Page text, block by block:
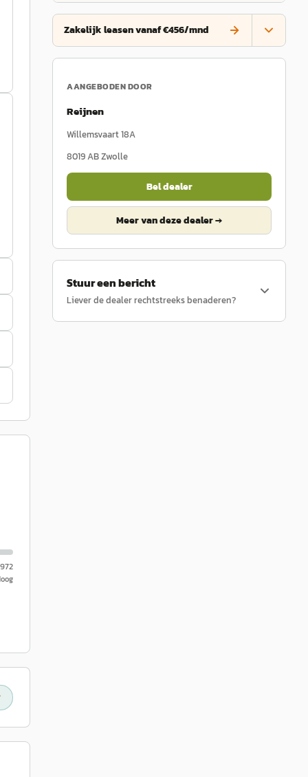
Zakelijk leasen vanaf €456/mnd
AANGEBODEN DOOR
Reijnen
Willemsvaart 18A
8019 ABZwolle
Bel dealer
Meer van deze dealer →
Stuur een bericht
Liever de dealer rechtstreeks benaderen?